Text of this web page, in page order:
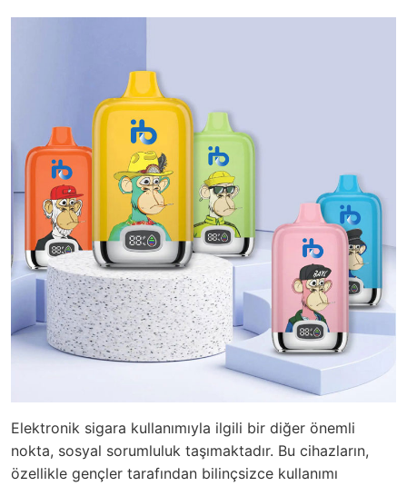
Elektronik sigara kullanımıyla ilgili bir diğer önemli
nokta, sosyal sorumluluk taşımaktadır. Bu cihazların,
özellikle gençler tarafından bilinçsizce kullanımı